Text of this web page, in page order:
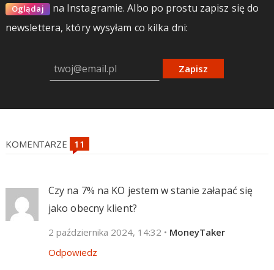
Oglądaj na Instagramie.Albo po prostu zapisz się do
newslettera, który wysyłam co kilka dni:
Zapisz
KOMENTARZE
Czy na 7% na KO jestem w stanie załapać się
jako obecny klient?
2 października 2024, 14:32 • MoneyTaker
Odpowiedz